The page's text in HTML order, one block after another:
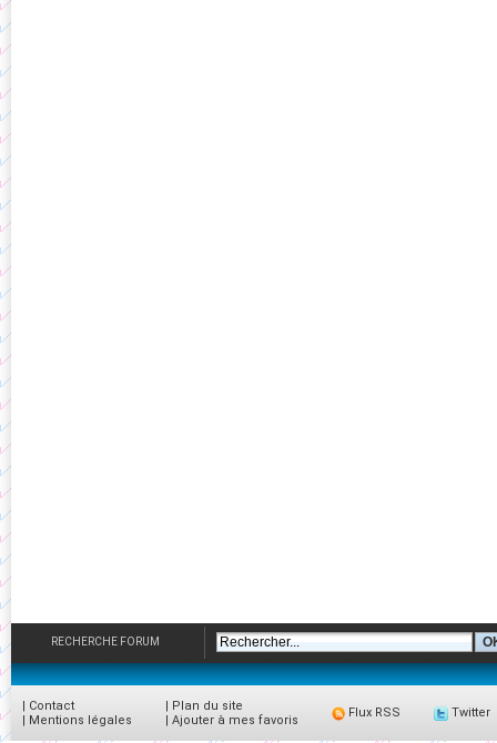
RECHERCHE FORUM
| Contact
| Mentions légales
| Plan du site
| Ajouter à mes favoris
Flux RSS Twitter